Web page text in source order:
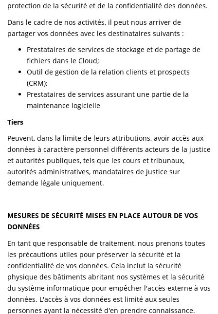
protection de la sécurité et de la confidentialité des données.
Dans le cadre de nos activités, il peut nous arriver de
partager vos données avec les destinataires suivants :
Prestataires de services de stockage et de partage de
fichiers dans le Cloud;
Outil de gestion de la relation clients et prospects
(CRM);
Prestataires de services assurant une partie de la
maintenance logicielle
Tiers
Peuvent, dans la limite de leurs attributions, avoir accès aux
données à caractère personnel différents acteurs de la justice
et autorités publiques, tels que les cours et tribunaux,
autorités administratives, mandataires de justice sur
demande légale uniquement.
MESURES DE SÉCURITÉ MISES EN PLACE AUTOUR DE VOS
DONNÉES
En tant que responsable de traitement, nous prenons toutes
les précautions utiles pour préserver la sécurité et la
confidentialité de vos données. Cela inclut la sécurité
physique des bâtiments abritant nos systèmes et la sécurité
du système informatique pour empêcher l'accès externe à vos
données. L'accès à vos données est limité aux seules
personnes ayant la nécessité d'en prendre connaissance.